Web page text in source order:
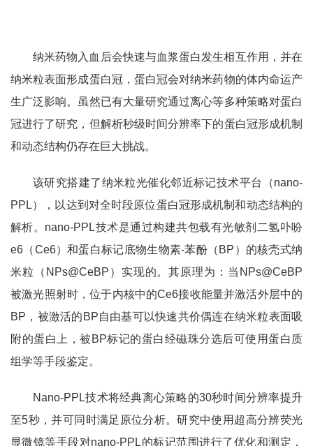
纳米药物入血后会快速与血浆蛋白发生相互作用，并在
纳米粒表面形成蛋白冠，蛋白冠会对纳米药物的体内命运产
生广泛影响。虽然已有大量研究通过离心等多种策略对蛋白
冠进行了研究，但解析秒级时间分辨率下的蛋白冠形成机制
和动态结构仍存在巨大挑战。
该研究搭建了纳米粒光催化邻近标记技术平台（nano-
PPL），以达到对全时段原位蛋白冠形成机制和动态结构的
解析。 nano-PPL技术是通过构建共包载有光敏剂二氢卟吩
e6 （Ce6）和蛋白标记底物生物素-苯酚（ BP ）的核壳式纳
米粒（ NPs@CeBP ）实现的。其原理为：当 NPs@CeBP
被激光照射时，位于内核中的Ce6接收能量并激活外层中的
BP ，被激活的 BP自由基可以快速共价偶连在纳米粒表面吸
附的蛋白上，被 BP标记的蛋白经磁珠分选后可使用蛋白质
组学等手段鉴定。
Nano-PPL技术将经典离心策略的30秒时间分辨率提升
至5秒，并可同时满足原位分析。研究中使用超高分辨荧光
显微镜等手段对nano-PPL的标记范围进行了优化和测定，